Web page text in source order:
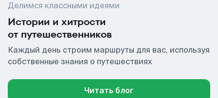
Делимся классными идеями
Истории и хитрости
от путешественников
Каждый день строим маршруты для вас, используя
собственные знания о путешествиях
Читать блог